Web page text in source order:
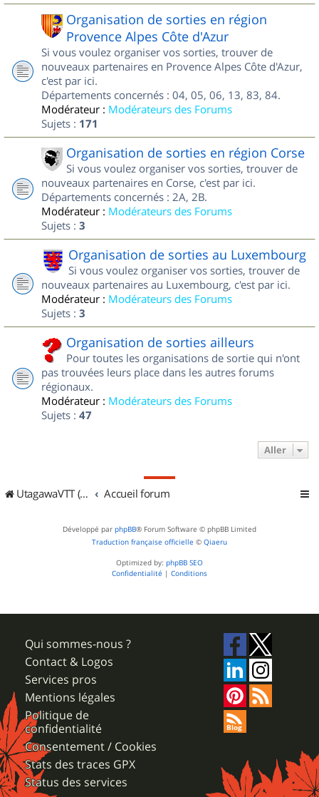
Organisation de sorties en région
Provence Alpes Côte d'Azur
Si vous voulez organiser vos sorties, trouver de
nouveaux partenaires en Provence Alpes Côte d'Azur,
c'est par ici.
Départements concernés : 04, 05, 06, 13, 83, 84.
Modérateur : Modérateurs des Forums
Sujets : 171
Organisation de sorties en région Corse
Si vous voulez organiser vos sorties, trouver de
nouveaux partenaires en Corse, c'est par ici.
Départements concernés : 2A, 2B.
Modérateur : Modérateurs des Forums
Sujets : 3
Organisation de sorties au Luxembourg
Si vous voulez organiser vos sorties, trouver de
nouveaux partenaires au Luxembourg, c'est par ici.
Modérateur : Modérateurs des Forums
Sujets : 3
Organisation de sorties ailleurs
Pour toutes les organisations de sortie qui n'ont
pas trouvées leurs place dans les autres forums
régionaux.
Modérateur : Modérateurs des Forums
Sujets : 47
Aller
UtagawaVTT (Randos VTT et VTTAE avec traces GPS) Accueil forum
Développé par phpBB® Forum Software © phpBB Limited
Traduction française officielle © Qiaeru
Optimized by: phpBB SEO
Confidentialité | Conditions
Qui sommes-nous ?
Contact & Logos
Services pros
Mentions légales
Politique de
confidentialité
Consentement / Cookies
Stats des traces GPX
Status des services